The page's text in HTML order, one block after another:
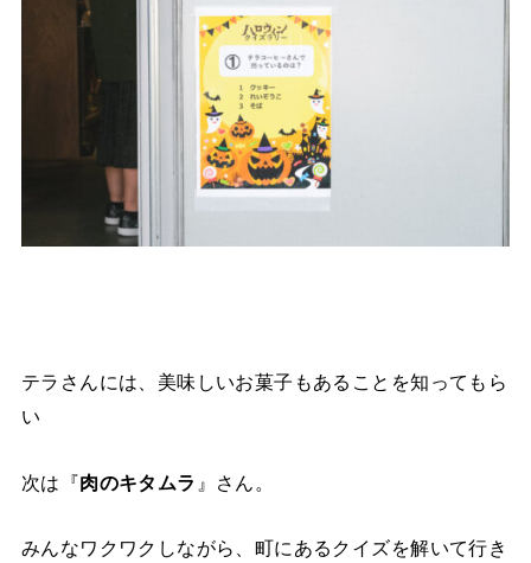
テラさんには、美味しいお菓子もあることを知ってもら
い
次は『肉のキタムラ 』さん。
みんなワクワクしながら、町にあるクイズを解いて行き